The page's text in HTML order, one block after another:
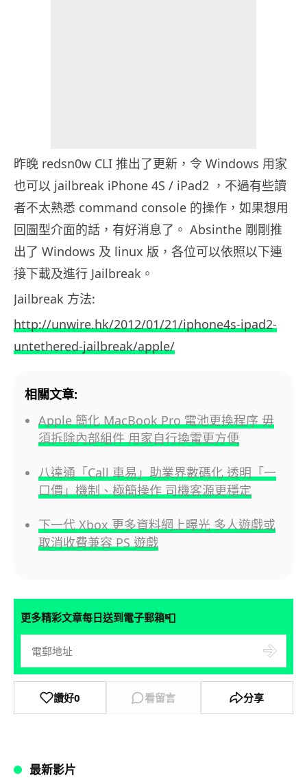
昨晚 redsn0w CLI 推出了更新，令 Windows 用家
也可以 jailbreak iPhone 4S / iPad2 ，不過有些讀
者不太熟悉 command console 的操作，如果想用
回圖型介面的話，有好消息了。 Absinthe 剛剛推
出了 Windows 及 linux 版，各位可以依照以下連
接下載及進行 Jailbreak。
Jailbreak 方法:
http://unwire.hk/2012/01/21/iphone4s-ipad2-
untethered-jailbreak/apple/
相關文章:
Apple 簡化 MacBook Pro 電池更換程序 毋
須拆除內部組件 用家自行換電更方便
八達通「Call 車易」助業界數碼化 透明「一
口價」機制、極簡操作 司機客源更穩定
下一代 Xbox 更多資料網上曝光 多人遊戲或
取消收費兼容 PS 遊戲
更多精彩文章每日送到電子郵箱📮
讚好0 看留言 分享
最新影片